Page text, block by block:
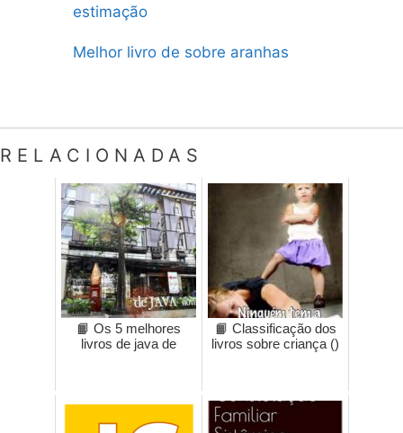
estimação
Melhor livro de sobre aranhas
RELACIONADAS
📙 Os 5 melhores
livros de java de
📙 Classificação dos
livros sobre criança ()